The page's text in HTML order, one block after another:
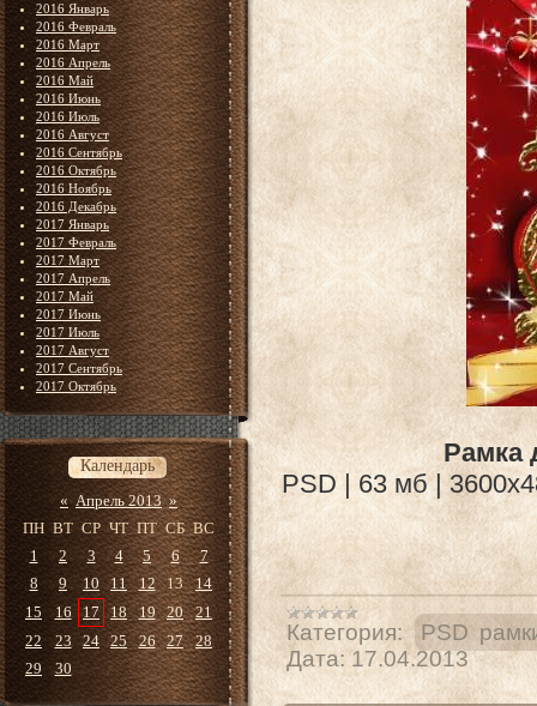
2016 Январь
2016 Февраль
2016 Март
2016 Апрель
2016 Май
2016 Июнь
2016 Июль
2016 Август
2016 Сентябрь
2016 Октябрь
2016 Ноябрь
2016 Декабрь
2017 Январь
2017 Февраль
2017 Март
2017 Апрель
2017 Май
2017 Июнь
2017 Июль
2017 Август
2017 Сентябрь
2017 Октябрь
Календарь
« Апрель 2013 »
ПН ВТ СР ЧТ ПТ СБ ВС
1
2 3 4 5 6
7
8
9 10 11 12 13
14
15
16 17 18 19 20
21
22
23 24 25 26 27
28
29
30
Рамка
PSD | 63 мб |
Категория:
PSD
Дата: 17.04.2013